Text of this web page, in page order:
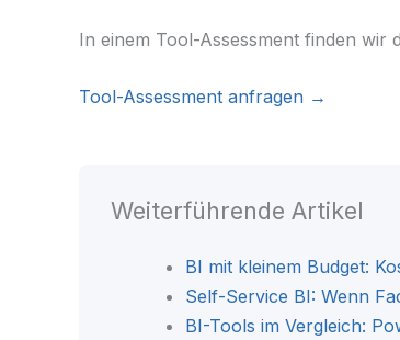
In einem Tool-Assessment finden
Tool-Assessment anfragen →
Weiterführende Artikel
BI mit kleinem Budget:
Self-Service BI: Wenn
BI-Tools im Vergleich: